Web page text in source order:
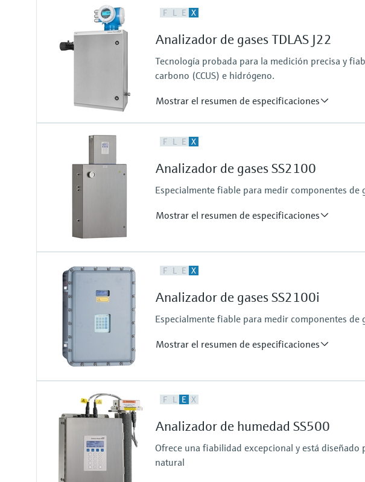
Measured variables
O2
Measuring range
O2:
0 vol. % ... 5 vol. %
0 vol. % ... 25 vol. %
0 vol. % ... 100 %
F L E X
Analizador de gases TDLAS J22
Tecnología probada para la medición precisa y
carbono (CCUS) e hidrógeno.
Mostrar el resumen de especificaciones
Variables medidas
Concentración
Punto de condensación
Presión en la celda
Temperatura en la celda
F L E X
Analizador de gases SS2100
Especialmente fiable para medir componentes de
Mostrar el resumen de especificaciones
Variables medidas
Concentración
Presión en la celda
Temperatura en la celda
F L E X
Analizador de gases SS2100i
Especialmente fiable para medir componentes de
Mostrar el resumen de especificaciones
Variables medidas
Concentración
Presión en la celda
Temperatura en la celda
F L E X
Analizador de humedad SS500
Ofrece una fiabilidad excepcional y está diseñado
natural